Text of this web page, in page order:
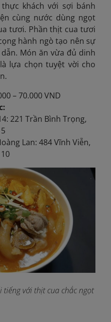
khách với sợi bánh
cùng nước dùng ngọt
tươi. Phần thịt cua tươi
hành ngò tạo nên sự
Món ăn vừa đủ dinh
lựa chọn tuyệt vời cho
– 70.000 VND
221 Trần Bình Trọng,
Lan: 484 Vĩnh Viễn,
tiếng với thịt cua chắc ngọt